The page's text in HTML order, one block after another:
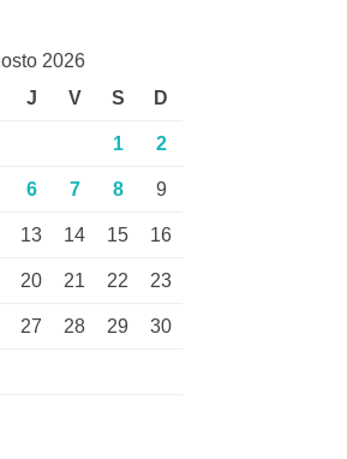
2026
J V S D
1 2
6 7 8 9
13 14 15 16
20 21 22 23
27 28 29 30